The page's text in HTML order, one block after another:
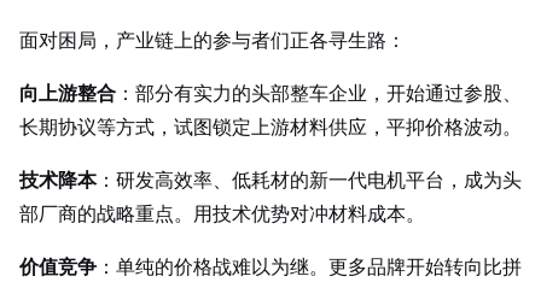
面对困局，产业链上的参与者们正各寻生路：
向上游整合 ：部分有实力的头部整车企业，开始通过参股、
长期协议等方式，试图锁定上游材料供应，平抑价格波动。
技术降本：研发高效率、低耗材的新一代电机平台，成为头
部厂商的战略重点。用技术优势对冲材料成本。
价值竞争 ：单纯的价格战难以为继。更多品牌开始转向比拼